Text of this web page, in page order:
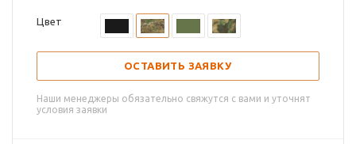
Цвет
ОСТАВИТЬ ЗАЯВКУ
Наши менеджеры обязательно свяжутся с вами и уточнят
условия заявки